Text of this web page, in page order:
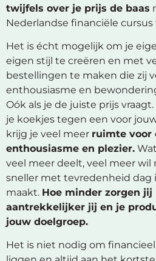
twijfels over je prijs de baas
Nederlandse financiële
Het is écht mogelijk om je
eigen stijl te creëren en met
bestellingen te maken die zij
enthousiasme en
Oók als je de juiste prijs
je koekjes tegen een voor
krijg je veel meer ruimte voor
enthousiasme en plezier.
veel meer deelt, veel meer wil
sneller met tevredenheid dag
maakt. Hoe minder zorgen jij
aantrekkelijker jij en je
jouw doelgroep.
Het is niet nodig om